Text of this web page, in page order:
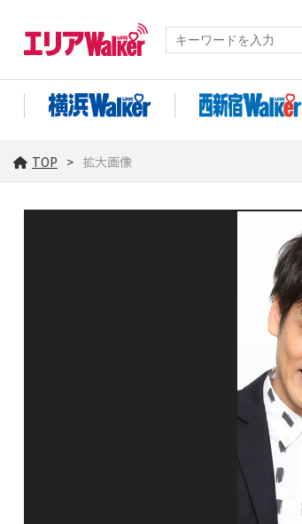
TOP 拡大画像